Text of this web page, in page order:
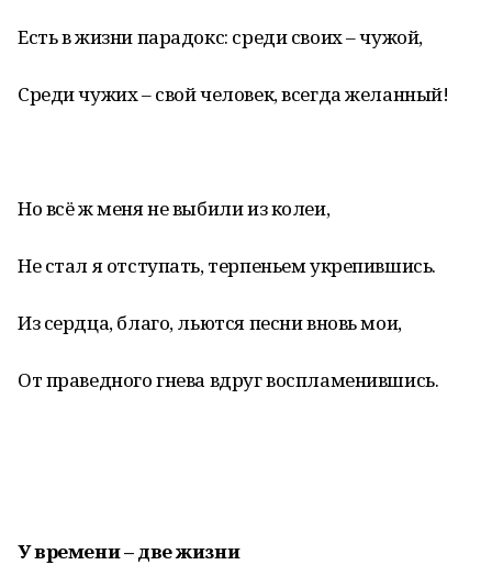
Есть в жизни парадокс: среди своих – чужой,
Среди чужих – свой человек, всегда желанный!
Но всё ж меня не выбили из колеи,
Не стал я отступать, терпеньем укрепившись.
Из сердца, благо, льются песни вновь мои,
От праведного гнева вдруг воспламенившись.
У времени – две жизни